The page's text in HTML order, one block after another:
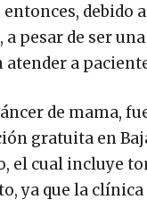
entonces,
a pesar de ser
a
de mama,
gratuita en
cual incluye
ya que la